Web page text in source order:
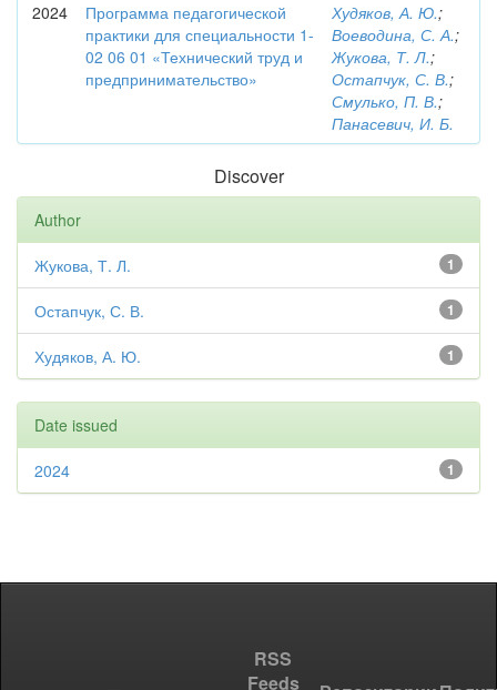
2024
Программа педагогической
практики для специальности 1-
02 06 01 «Технический труд и
предпринимательство»
Худяков, А. Ю.;
Воеводина, С. А.;
Жукова, Т. Л.;
Остапчук, С. В.;
Смулько, П. В.;
Панасевич, И. Б.
Discover
Author
1
Жукова, Т. Л.
1
Остапчук, С. В.
1
Худяков, А. Ю.
Date issued
1
2024
RSS
Feeds